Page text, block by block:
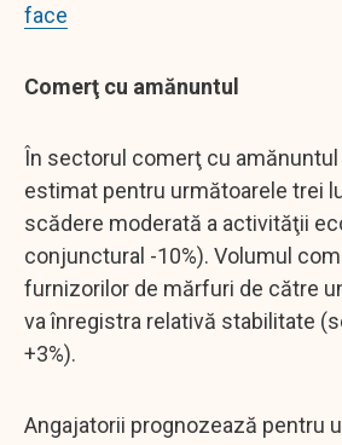
face
Comerţ cu amănuntul
În sectorul comerţ cu amănuntul
estimat pentru următoarele trei
scădere moderată a activităţii
conjunctural -10%). Volumul
furnizorilor de mărfuri de către
va înregistra relativă stabilitate
+3%).
Angajatorii prognozează pentru